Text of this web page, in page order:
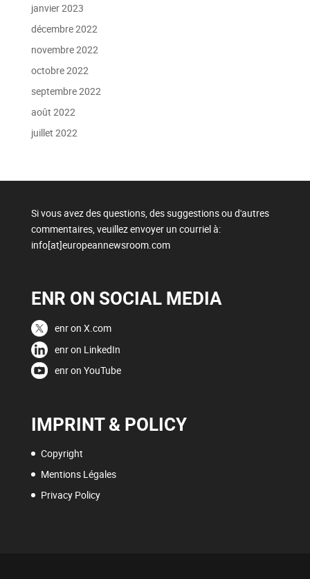
janvier 2023
décembre 2022
novembre 2022
octobre 2022
septembre 2022
août 2022
juillet 2022
Si vous avez des questions, des suggestions ou d'autres
commentaires, veuillez envoyer un courriel à:
info[at]europeannewsroom.com
ENR ON SOCIAL MEDIA
enr on X.com
enr on LinkedIn
enr on YouTube
IMPRINT & POLICY
Copyright
Mentions Légales
Privacy Policy